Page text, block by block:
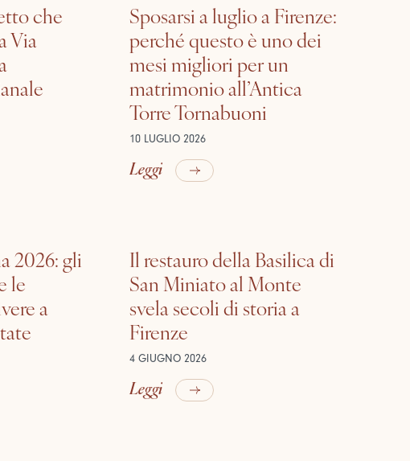
che
Via
Sposarsi a luglio a Firenze:
perché questo è uno dei
mesi migliori per un
matrimonio all’Antica
Torre Tornabuoni
10 LUGLIO 2026
Leggi
2026: gli
le
a
Il restauro della Basilica di
San Miniato al Monte
svela secoli di storia a
Firenze
4 GIUGNO 2026
Leggi